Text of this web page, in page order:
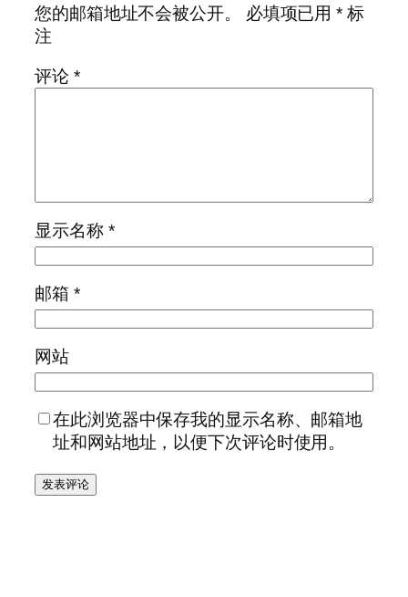
您的邮箱地址不会被公开。 必填项已用* 标
注
评论 *
显示名称 *
邮箱 *
网站
在此浏览器中保存我的显示名称、邮箱地
址和网站地址，以便下次评论时使用。